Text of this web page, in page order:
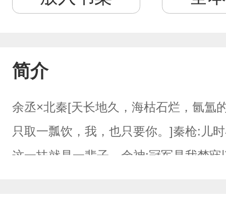
简介
余丞×北秦[天长地久，海枯石烂，氤氲
只取一瓢饮，我，也只要你。]秦枪:儿
这一扶就是一辈子。余神:冠军是我梦